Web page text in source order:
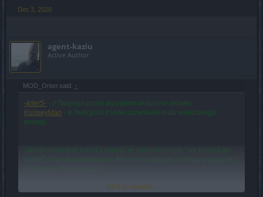
Dec 3, 2020
agent-kaziu
Active Author
MOD_Orion said: ↑
-kiler5- - z Twojego postu wyciąłem wulgarne słówko.
KulawyMao - a Twój post z kolei przeniosłem do właściwego
tematu.
Określ dokładnie o co Ci chodzi ze stwierdzeniem "nie można go
Click to expand...